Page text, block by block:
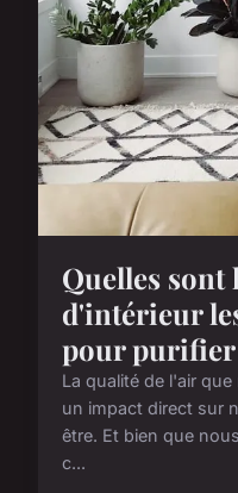
Quelles sont
d'intérieur
pour
La qualité de l'air
un impact direct sur
être. Et bien que
c...